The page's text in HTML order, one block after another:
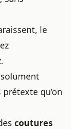
le
prétexte qu’on
coutures